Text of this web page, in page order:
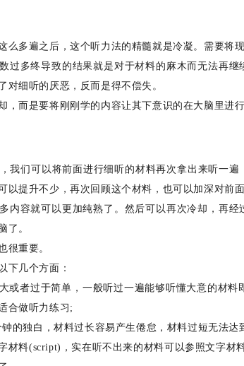
么多遍之后，这个听力法的精髓就是冷凝。需要将
过多终导致的结果就是对于材料的麻木而无法再
对细听的厌恶，反而是得不偿失。
，而是要将刚刚学的内容让其下意识的在大脑里进行
我们可以将前面进行细听的材料再次拿出来听一
以提升不少，再次回顾这个材料，也可以加深对前
内容就可以更加纯熟了。然后可以再次冷却，再
了。
很重要。
下几个方面：
或者过于简单，一般听过一遍能够听懂大意的材
合做听力练习;
的独白，材料过长容易产生倦怠，材料过短无法达
材料(script)，实在听不出来的材料可以参照文字材